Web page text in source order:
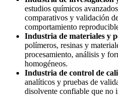
estudios químicos
comparativos y validación
comportamiento
Industria de materiales y
polímeros, resinas y
procesamiento, análisis y
homogéneos.
Industria de control de
analíticos y pruebas de
disolvente confiable que no